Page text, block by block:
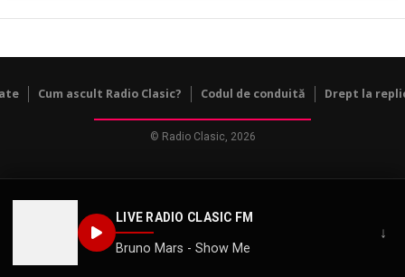
LIVE RADIO CLASIC FM
Bruno Mars - Show Me
↓
Cum ascult Radio Clasic? Codul de conduită Drept la
© Radio Clasic, 2026